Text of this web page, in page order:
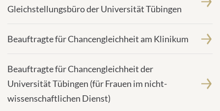
Gleichstellungsbüro der Universität Tübingen
Beauftragte für Chancengleichheit am Klinikum
Beauftragte für Chancengleichheit der
Universität Tübingen (für Frauen im nicht-
wissenschaftlichen Dienst)